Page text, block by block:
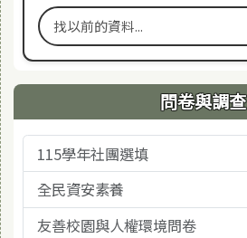
搜尋舊站關鍵字
問卷與調查
115學年社團選填
全民資安素養
友善校園與人權環境問卷